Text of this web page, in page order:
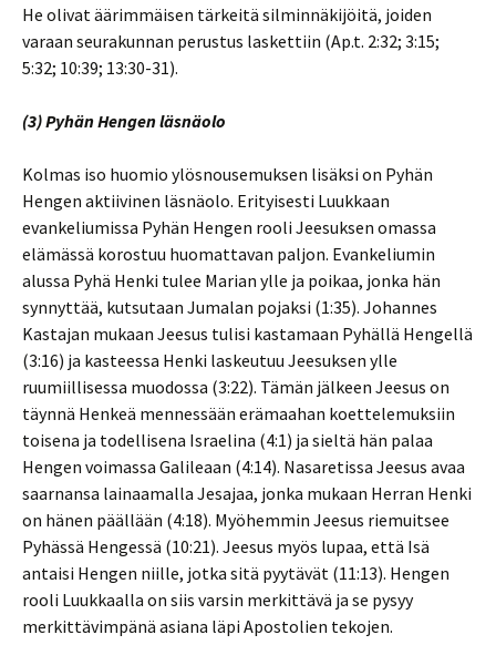
He olivat äärimmäisen tärkeitä silminnäkijöitä, joiden
varaan seurakunnan perustus laskettiin (Ap.t. 2:32; 3:15;
5:32; 10:39; 13:30-31).
(3) Pyhän Hengen läsnäolo
Kolmas iso huomio ylösnousemuksen lisäksi on Pyhän
Hengen aktiivinen läsnäolo. Erityisesti Luukkaan
evankeliumissa Pyhän Hengen rooli Jeesuksen omassa
elämässä korostuu huomattavan paljon. Evankeliumin
alussa Pyhä Henki tulee Marian ylle ja poikaa, jonka hän
synnyttää, kutsutaan Jumalan pojaksi (1:35). Johannes
Kastajan mukaan Jeesus tulisi kastamaan Pyhällä Hengellä
(3:16) ja kasteessa Henki laskeutuu Jeesuksen ylle
ruumiillisessa muodossa (3:22). Tämän jälkeen Jeesus on
täynnä Henkeä mennessään erämaahan koettelemuksiin
toisena ja todellisena Israelina (4:1) ja sieltä hän palaa
Hengen voimassa Galileaan (4:14). Nasaretissa Jeesus avaa
saarnansa lainaamalla Jesajaa, jonka mukaan Herran Henki
on hänen päällään (4:18). Myöhemmin Jeesus riemuitsee
Pyhässä Hengessä (10:21). Jeesus myös lupaa, että Isä
antaisi Hengen niille, jotka sitä pyytävät (11:13). Hengen
rooli Luukkaalla on siis varsin merkittävä ja se pysyy
merkittävimpänä asiana läpi Apostolien tekojen.